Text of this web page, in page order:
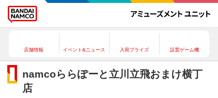
店舗情報 イベント&ニュース 入荷プライズ 設置ゲーム機
namcoららぽーと立川立飛おまけ横丁
店